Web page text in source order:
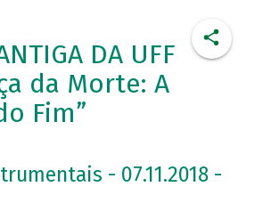
DA UFF
da Morte: A
Fim”
- 07.11.2018 -